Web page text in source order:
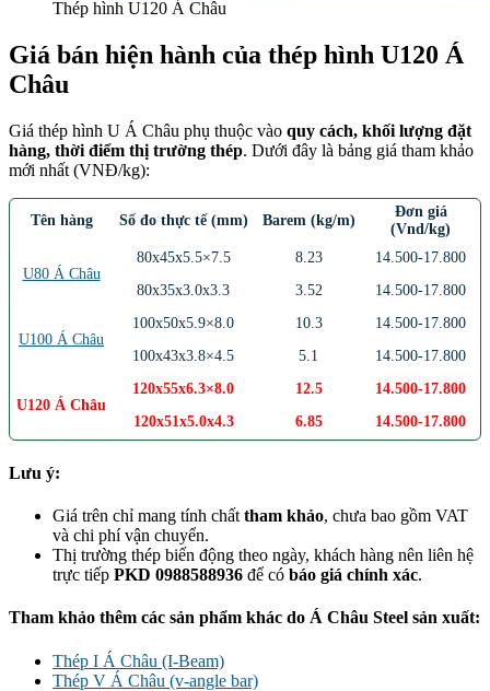
Thép hình U120 Á Châu
Giá bán hiện hành của thép hình U120 Á
Châu
Giá thép hình U Á Châu phụ thuộc vào quy cách, khối lượng đặt
hàng, thời điểm thị trường thép. Dưới đây là bảng giá tham khảo
mới nhất (VNĐ/kg):
Tên hàng Số đo thực tế (mm) Barem (kg/m)
Đơn giá
(Vnd/kg)
U80 Á Châu
80x45x5.5×7.5 8.23
14.500-17.800
80x35x3.0x3.3
3.52 14.500-17.800
U100 Á Châu
100x50x5.9×8.0 10.3
14.500-17.800
100x43x3.8×4.5
5.1 14.500-17.800
U120 Á Châu
120x55x6.3×8.0 12.5
14.500-17.800
120x51x5.0x4.3
6.85 14.500-17.800
Lưu ý:
Giá trên chỉ mang tính chất tham khảo, chưa bao gồm VAT
và chi phí vận chuyển.
Thị trường thép biến động theo ngày, khách hàng nên liên hệ
trực tiếp PKD 0988588936 để có báo giá chính xác.
Tham khảo thêm các sản phẩm khác do Á Châu Steel sản xuất:
Thép I Á Châu (I-Beam)
Thép V Á Châu (v-angle bar)